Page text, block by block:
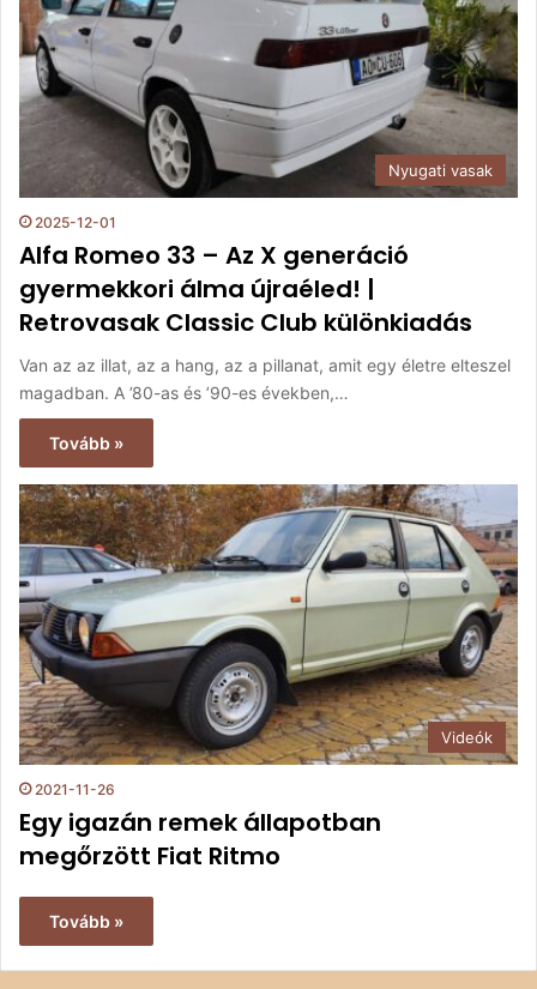
Nyugati vasak
2025-12-01
Alfa Romeo 33 – Az X generáció
gyermekkori álma újraéled! |
Retrovasak Classic Club különkiadás
Van az az illat, az a hang, az a pillanat, amit egy életre elteszel
magadban. A ’80-as és ’90-es években,…
Tovább »
Videók
2021-11-26
Egy igazán remek állapotban
megőrzött Fiat Ritmo
Tovább »